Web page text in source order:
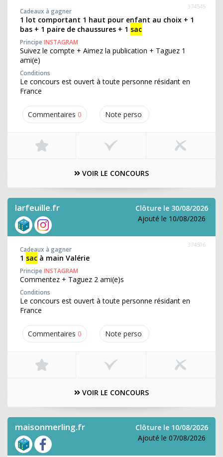
Commentaires 0 Note perso
374545
Cadeaux à gagner
1 lot comportant 1 haut pour enfant au choix + 1
bas + 1 paire de chaussures + 1 sac
PrincipeINSTAGRAM
Suivez le compte + Aimez la publication + Taguez 1
ami(e)
Conditions
Le concours est ouvert à toute personne résidant en
France
VOIR LE CONCOURS
larfeuille.fr
Clôture le 30/08/2026
Ajouté le 10/08/2026
Commentaires 0 Note perso
374506
Cadeaux à gagner
1 sac à main Valérie
PrincipeINSTAGRAM
Commentez + Taguez 2 ami(e)s
Conditions
Le concours est ouvert à toute personne résidant en
France
VOIR LE CONCOURS
maisonmerling.fr
Clôture le 10/08/2026
Ajouté le 07/08/2026